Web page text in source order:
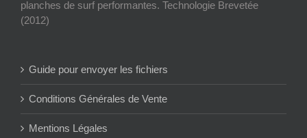
planches de surf performantes. Technologie Brevetée
(2012)
Guide pour envoyer les fichiers
Conditions Générales de Vente
Mentions Légales